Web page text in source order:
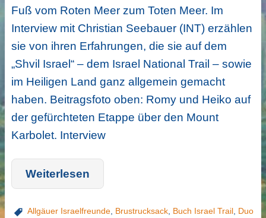
Fuß vom Roten Meer zum Toten Meer. Im
Interview mit Christian Seebauer (INT) erzählen
sie von ihren Erfahrungen, die sie auf dem
„Shvil Israel“ – dem Israel National Trail – sowie
im Heiligen Land ganz allgemein gemacht
haben. Beitragsfoto oben: Romy und Heiko auf
der gefürchteten Etappe über den Mount
Karbolet. Interview
Weiterlesen
Allgäuer Israelfreunde, Brustrucksack, Buch Israel Trail, Duo